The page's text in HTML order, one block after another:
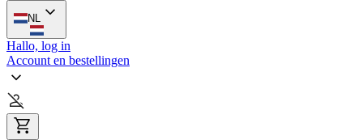
NL
Hallo, log in
Account en bestellingen